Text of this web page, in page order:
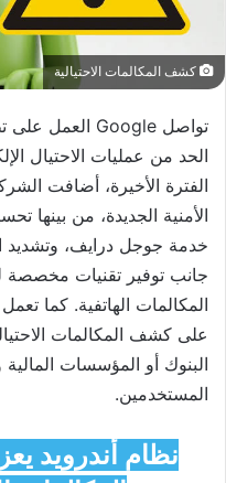
كشف المكالمات الاحتيالية
تواصل Google العمل على
الحد من عمليات الاحتيال
الفترة الأخيرة، أضافت
الأمنية الجديدة، من بينها
خدمة جوجل درايف، وتشديد
جانب توفير تقنيات مخصصة
المكالمات الهاتفية. كما
على كشف المكالمات
البنوك أو المؤسسات المالية
المستخدمين.
نظام أندرويد